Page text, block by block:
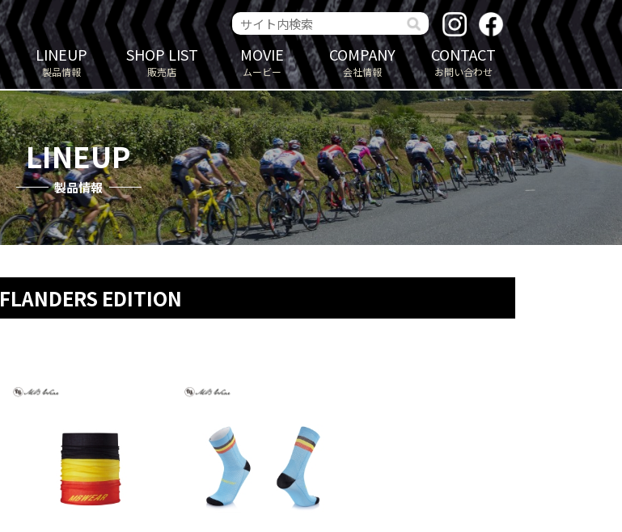
LINEUP
製品情報
SHOP LIST
販売店
MOVIE
ムービー
COMPANY
会社情報
CONTACT
お問い合わせ
LINEUP
製品情報
FLANDERS EDITION